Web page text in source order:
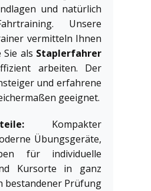
und natürlich
Unsere
vermitteln Ihnen
Sie als Staplerfahrer
arbeiten. Der
und erfahrene
geeignet.
Kompakter
Übungsgeräte,
für individuelle
Kursorte in ganz
bestandener Prüfung